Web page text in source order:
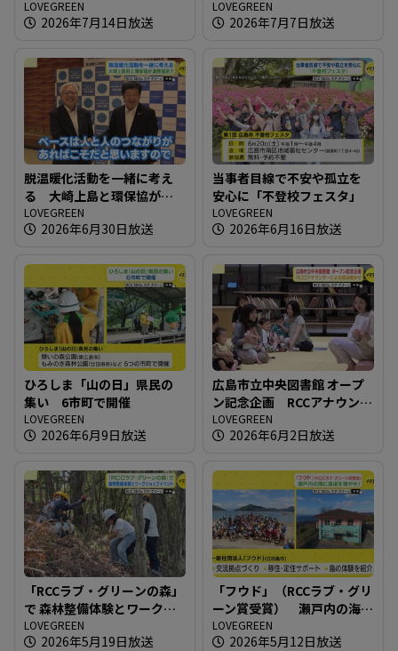
サマーフェア
LOVEGREEN
2026年7月14日放送
化センター
LOVEGREEN
2026年7月7日放送
脱温暖化活動を一緒に考え
る 大崎上島と環保協が連
携協定！！
LOVEGREEN
2026年6月30日放送
当事者目線で不安や孤立を
安心に「不登校フェスタ」
LOVEGREEN
2026年6月16日放送
ひろしま「山の日」県民の
集い 6市町で開催
LOVEGREEN
2026年6月9日放送
広島市立中央図書館 オープ
ン記念企画 RCCアナウンサ
ーによる読み聞かせ
LOVEGREEN
2026年6月2日放送
「RCCラブ・グリーンの森」
で 森林整備体験とワークシ
ョップイベント
LOVEGREEN
2026年5月19日放送
「フウド」（RCCラブ・グリ
ーン賞受賞） 瀬戸内の海
に藻場を増やせ！
LOVEGREEN
2026年5月12日放送